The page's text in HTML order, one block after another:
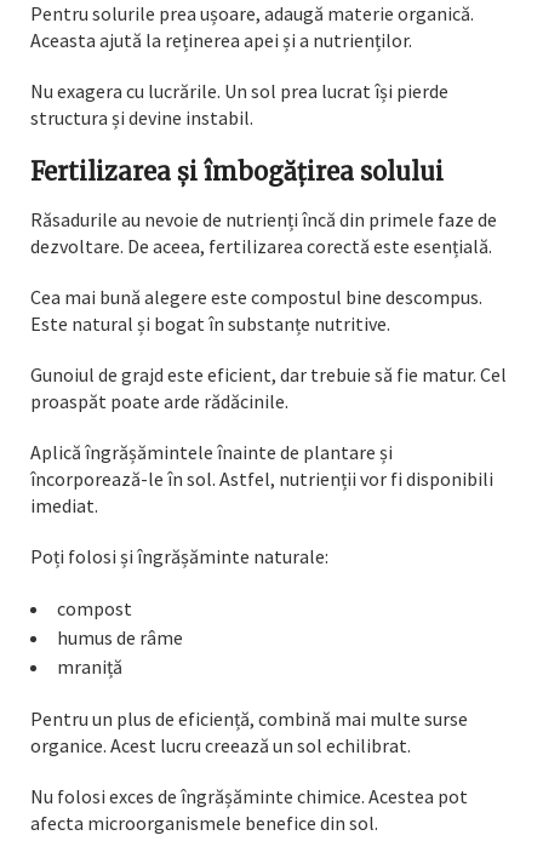
Pentru solurile prea ușoare, adaugă materie organică.
Aceasta ajută la reținerea apei și a nutrienților.
Nu exagera cu lucrările. Un sol prea lucrat își pierde
structura și devine instabil.
Fertilizarea și îmbogățirea solului
Răsadurile au nevoie de nutrienți încă din primele faze de
dezvoltare. De aceea, fertilizarea corectă este esențială.
Cea mai bună alegere este compostul bine descompus.
Este natural și bogat în substanțe nutritive.
Gunoiul de grajd este eficient, dar trebuie să fie matur. Cel
proaspăt poate arde rădăcinile.
Aplică îngrășămintele înainte de plantare și
încorporează-le în sol. Astfel, nutrienții vor fi disponibili
imediat.
Poți folosi și îngrășăminte naturale:
compost
humus de râme
mraniță
Pentru un plus de eficiență, combină mai multe surse
organice. Acest lucru creează un sol echilibrat.
Nu folosi exces de îngrășăminte chimice. Acestea pot
afecta microorganismele benefice din sol.